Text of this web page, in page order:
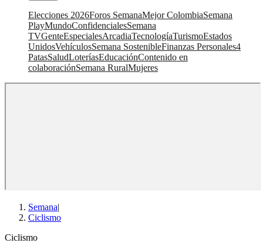
Elecciones 2026Foros SemanaMejor ColombiaSemana
PlayMundoConfidencialesSemana
TVGenteEspecialesArcadiaTecnologíaTurismoEstados
UnidosVehículosSemana SostenibleFinanzas Personales4
PatasSaludLoteríasEducaciónContenido en
colaboraciónSemana RuralMujeres
Semana|
Ciclismo
Ciclismo